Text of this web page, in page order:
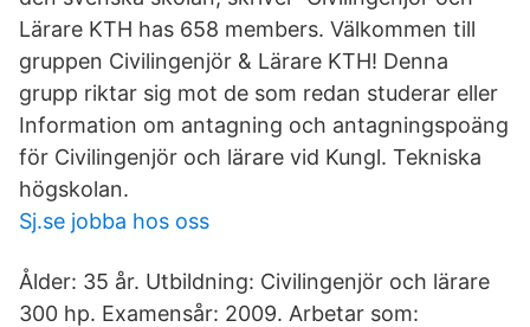
Lärare KTH has 658 members. Välkommen till
gruppen Civilingenjör & Lärare KTH! Denna
grupp riktar sig mot de som redan studerar eller
Information om antagning och antagningspoäng
för Civilingenjör och lärare vid Kungl. Tekniska
högskolan.
Sj.se jobba hos oss
Ålder: 35 år. Utbildning: Civilingenjör och lärare
300 hp. Examensår: 2009. Arbetar som: